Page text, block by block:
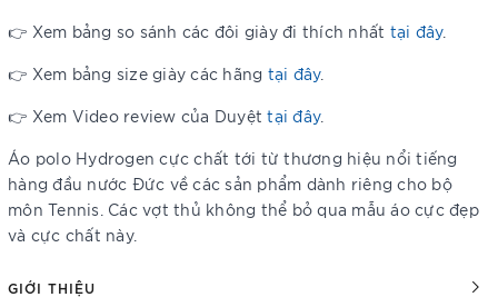
👉 Xem bảng so sánh các đôi giày đi thích nhất tại đây.
👉 Xem bảng size giày các hãng tại đây.
👉 Xem Video review của Duyệttại đây.
Áo polo Hydrogen cực chất tới từ thương hiệu nổi tiếng
hàng đầu nước Đức về các sản phẩm dành riêng cho bộ
môn Tennis. Các vợt thủ không thể bỏ qua mẫu áo cực đẹp
và cực chất này.
GIỚI THIỆU